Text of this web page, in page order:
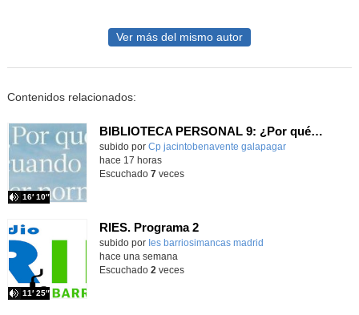
Ver más del mismo autor
Contenidos relacionados:
BIBLIOTECA PERSONAL 9: ¿Por qué ser feliz cuando puedes ser normal?
Contenido educativo.
subido por Cp jacintobenavente galapagar
16′ 10″
-
hace 17 horas
Escuchado 7veces
RIES. Programa 2
Contenido educativo.
subido por Ies barriosimancas madrid
11′ 25″
hace una semana
Escuchado 2 veces